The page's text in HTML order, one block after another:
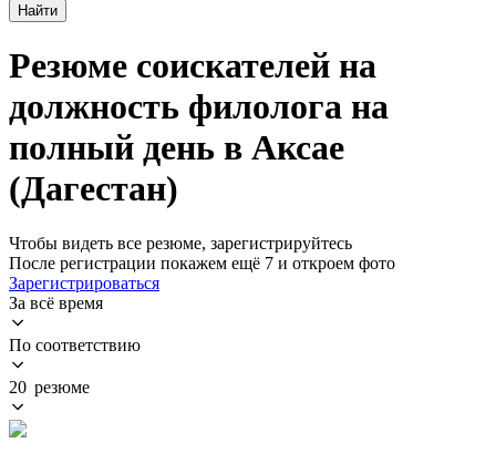
Найти
Резюме соискателей на
должность филолога на
полный день в Аксае
(Дагестан)
Чтобы видеть все резюме, зарегистрируйтесь
После регистрации покажем ещё 7 и откроем фото
Зарегистрироваться
За всё время
По соответствию
20 резюме